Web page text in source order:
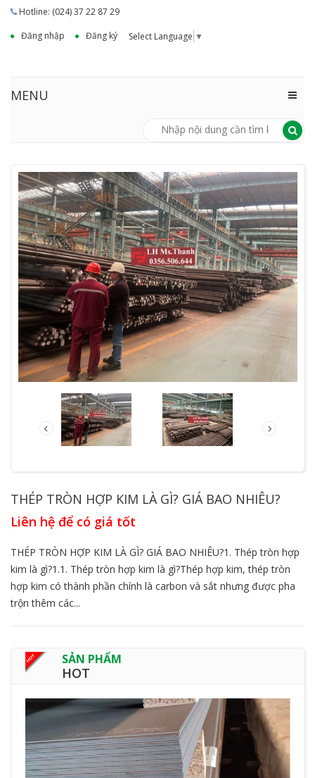
Hotline: (024) 37 22 87 29
Đăng nhập
Đăng ký Select Language ▼
MENU
THÉP TRÒN HỢP KIM LÀ GÌ? GIÁ BAO NHIÊU?
Liên hệ để có giá tốt
THÉP TRÒN HỢP KIM LÀ GÌ? GIÁ BAO NHIÊU?1. Thép tròn hợp
kim là gì?1.1. Thép tròn hợp kim là gì?Thép hợp kim, thép tròn
hợp kim có thành phần chính là carbon và sắt nhưng được pha
trộn thêm các...
SẢN PHẨM
HOT